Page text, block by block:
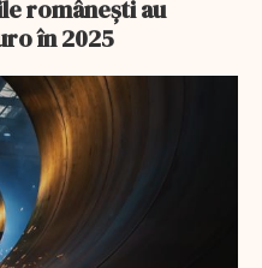
româneşti au
în 2025